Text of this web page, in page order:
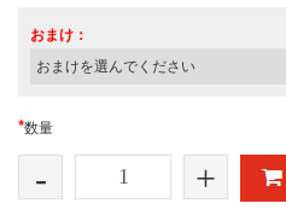
おまけ：
*数量
- +